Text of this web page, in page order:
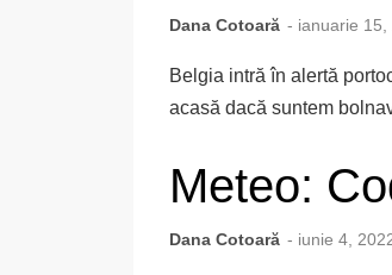
Dana Cotoară - ianuarie 15,
Belgia intră în alertă
acasă dacă suntem
Meteo:
Dana Cotoară - iunie 4,